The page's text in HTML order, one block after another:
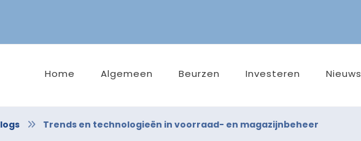
Home Algemeen Beurzen Investeren Nieuws
Trends en technologieën in voorraad- en magazijnbeheer